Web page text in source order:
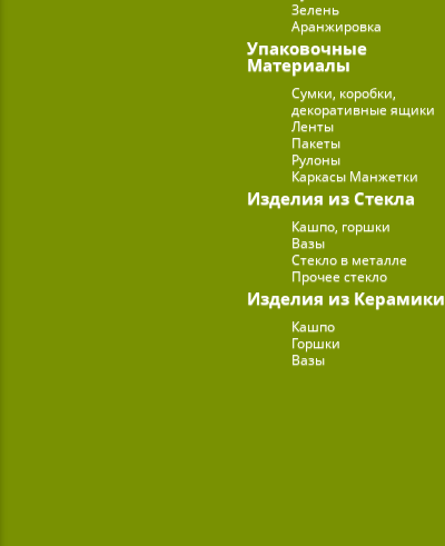
Зелень
Аранжировка
Упаковочные
Материалы
Сумки, коробки,
декоративные ящики
Ленты
Пакеты
Рулоны
Каркасы Манжетки
Изделия из Стекла
Кашпо, горшки
Вазы
Стекло в металле
Прочее стекло
Изделия из Керамики
Кашпо
Горшки
Вазы